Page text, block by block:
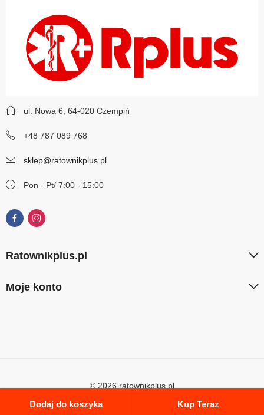
Dodaj do koszyka Kup Teraz
ul. Nowa 6, 64-020 Czempiń
+48 787 089 768
sklep@ratownikplus.pl
Pon - Pt/ 7:00 - 15:00
Ratownikplus.pl
Moje konto
© 2026 ratownikplus.pl